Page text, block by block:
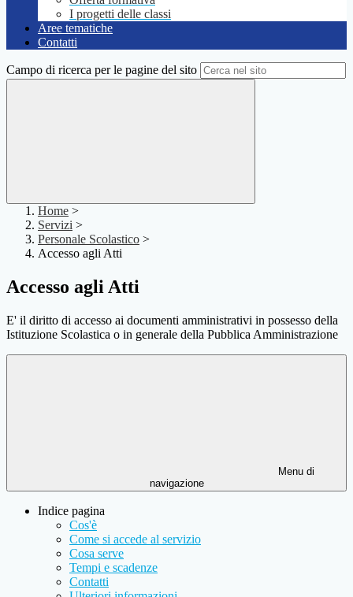
I progetti delle classi
Aree tematiche
Contatti
Campo di ricerca per le pagine del sito
Home >
Servizi >
Personale Scolastico >
Accesso agli Atti
Accesso agli Atti
E' il diritto di accesso ai documenti amministrativi in possesso della
Istituzione Scolastica o in generale della Pubblica Amministrazione
Menu di
navigazione
Indice pagina
Cos'è
Come si accede al servizio
Cosa serve
Tempi e scadenze
Contatti